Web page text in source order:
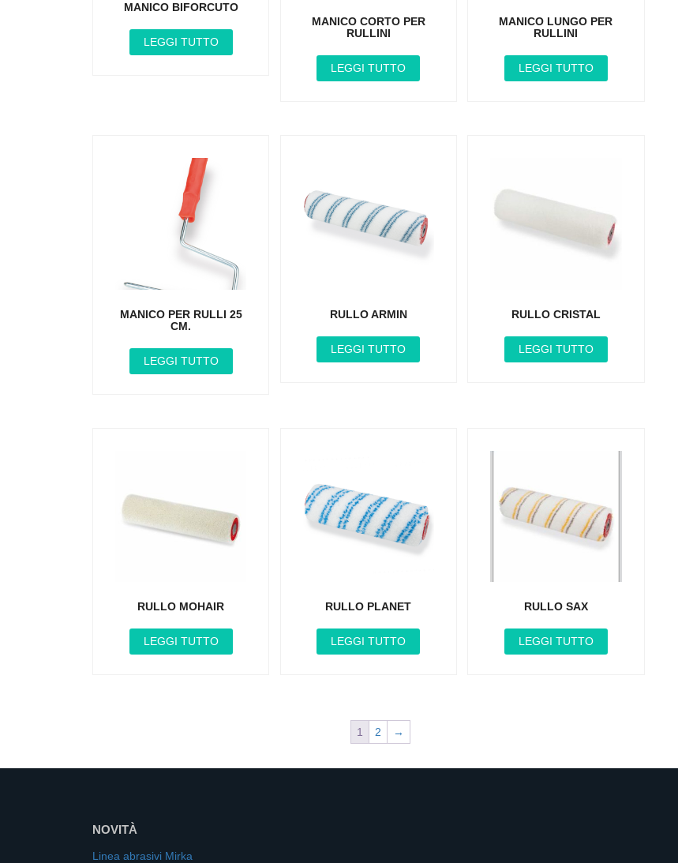
MANICO BIFORCUTO
LEGGI TUTTO
MANICO CORTO PER
RULLINI
LEGGI TUTTO
MANICO LUNGO PER
RULLINI
LEGGI TUTTO
MANICO PER RULLI 25
CM.
LEGGI TUTTO
RULLO ARMIN
LEGGI TUTTO
RULLO CRISTAL
LEGGI TUTTO
RULLO MOHAIR
LEGGI TUTTO
RULLO PLANET
LEGGI TUTTO
RULLO SAX
LEGGI TUTTO
1 2 →
NOVITÀ
Linea abrasivi Mirka